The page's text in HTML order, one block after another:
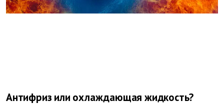
Антифриз или охлаждающая жидкость?